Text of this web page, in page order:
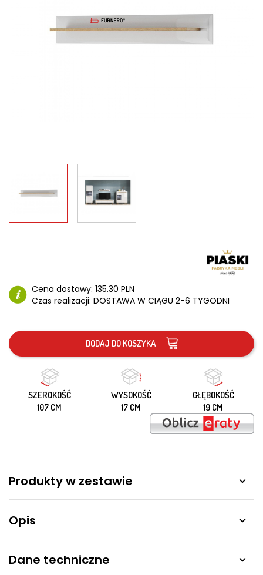
Cena dostawy: 135.30 PLN
Czas realizacji: DOSTAWA W CIĄGU 2-6 TYGODNI
DODAJ DO KOSZYKA
SZEROKOŚĆ
107 CM
WYSOKOŚĆ
17 CM
GŁĘBOKOŚĆ
19 CM
Produkty w zestawie 
Opis 
Dane techniczne 